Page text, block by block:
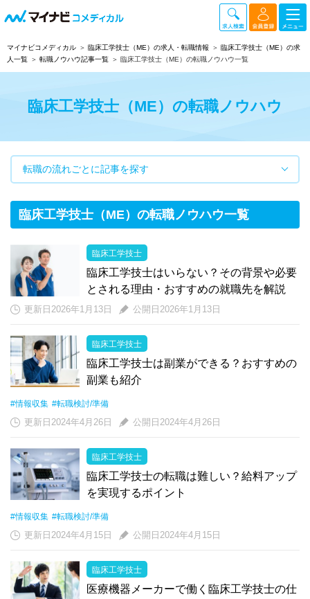
マイナビコメディカル 臨床工学技士（ME）の求人・転職情報
臨床工学技士（ME）の求
人一覧
転職ノウハウ記事一覧 臨床工学技士（ME）の転職ノウハウ一覧
臨床工学技士（ME）の転職ノウハウ
転職の流れごとに記事を探す
臨床工学技士（ME）の転職ノウハウ一覧
臨床工学技士
臨床工学技士はいらない？その背景や必要
とされる理由・おすすめの就職先を解説
更新日2026年1月13日 公開日2026年1月13日
臨床工学技士
臨床工学技士は副業ができる？おすすめの
副業も紹介
#情報収集 #転職検討/準備
更新日2024年4月26日 公開日2024年4月26日
臨床工学技士
臨床工学技士の転職は難しい？給料アップ
を実現するポイント
#情報収集 #転職検討/準備
更新日2024年4月15日 公開日2024年4月15日
臨床工学技士
医療機器メーカーで働く臨床工学技士の仕